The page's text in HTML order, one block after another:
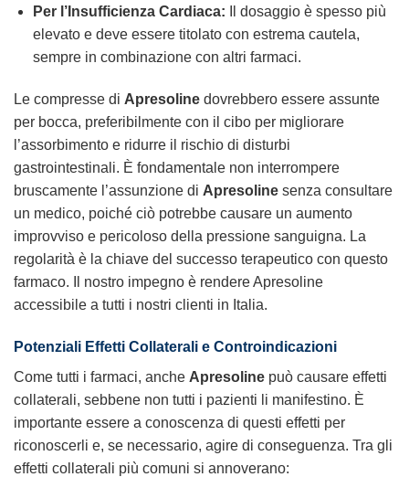
Per l’Insufficienza Cardiaca: Il dosaggio è spesso più
elevato e deve essere titolato con estrema cautela,
sempre in combinazione con altri farmaci.
Le compresse di Apresoline dovrebbero essere assunte
per bocca, preferibilmente con il cibo per migliorare
l’assorbimento e ridurre il rischio di disturbi
gastrointestinali. È fondamentale non interrompere
bruscamente l’assunzione di Apresoline senza consultare
un medico, poiché ciò potrebbe causare un aumento
improvviso e pericoloso della pressione sanguigna. La
regolarità è la chiave del successo terapeutico con questo
farmaco. Il nostro impegno è rendere Apresoline
accessibile a tutti i nostri clienti in Italia.
Potenziali Effetti Collaterali e Controindicazioni
Come tutti i farmaci, anche Apresoline può causare effetti
collaterali, sebbene non tutti i pazienti li manifestino. È
importante essere a conoscenza di questi effetti per
riconoscerli e, se necessario, agire di conseguenza. Tra gli
effetti collaterali più comuni si annoverano: